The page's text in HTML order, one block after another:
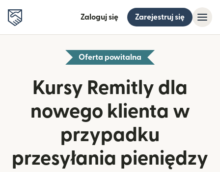
Zaloguj się Zarejestruj się
Oferta powitalna
Kursy Remitly dla
nowego klienta w
przypadku
przesyłania pieniędzy